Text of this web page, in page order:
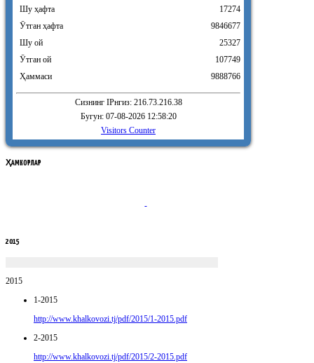
Шу ҳафта
Ӯтган ҳафта
Шу ой
Ӯтган ой
Ҳаммаси
17274
9846677
25327
107749
9888766
Сизнинг IPнгиз: 216.73.216.38
Бугун: 07-08-2026 12:58:20
Visitors Counter
ҲАМКОРЛАР
2015
2015
1-2015
http://www.khalkovozi.tj/pdf/2015/1-2015.pdf
2-2015
http://www.khalkovozi.tj/pdf/2015/2-2015.pdf